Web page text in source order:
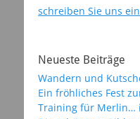
schreiben Sie uns
Neueste Beiträge
Wandern und
Ein fröhliches Fest
Training für Merlin…